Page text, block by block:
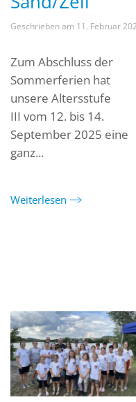
Geschrieben am 11. Februar
Zum Abschluss der
Sommerferien hat
unsere Altersstufe
III vom 12. bis 14.
September 2025 eine
ganz...
Weiterlesen